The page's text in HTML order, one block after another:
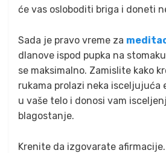
će vas osloboditi briga i doneti
Sada je pravo vreme za
dlanove ispod pupka na
se maksimalno. Zamislite kako
rukama prolazi neka isceljujuća
u vaše telo i donosi vam
blagostanje.
Krenite da izgovarate